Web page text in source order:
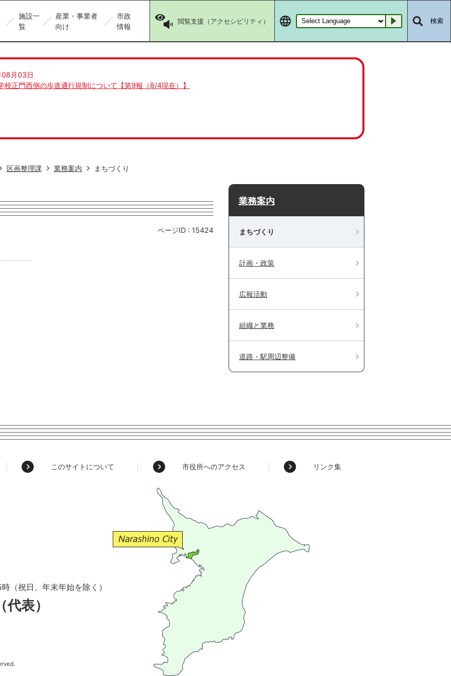
施設一
覧
産業・事業者
向け
市政
情報
閲覧支援（アクセシビリティ） Go 検索
月03日
校正門西側の歩道通行規制について【第9報（8/4現在）】
区画整理課 業務案内 まちづくり
ページID : 15424
業務案内
まちづくり
計画・政策
広報活動
組織と業務
道路・駅周辺整備
このサイトについて 市役所へのアクセス リンク集
（祝日、年末年始を除く）
表）